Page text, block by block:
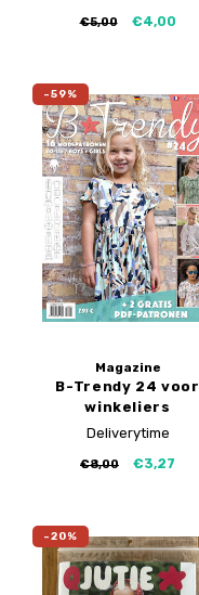
€5,00 €4,00
-59%
Magazine
B-Trendy 24 voor
winkeliers
Deliverytime
€8,00 €3,27
-20%